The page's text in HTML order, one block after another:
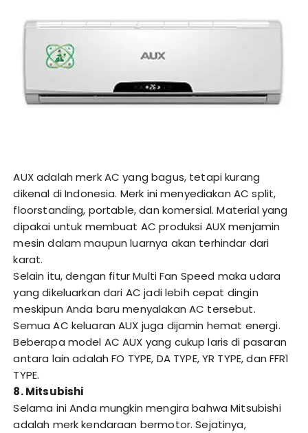
AUX adalah merk AC yang bagus, tetapi kurang
dikenal di Indonesia. Merk ini menyediakan AC split,
floorstanding, portable, dan komersial. Material yang
dipakai untuk membuat AC produksi AUX menjamin
mesin dalam maupun luarnya akan terhindar dari
karat.
Selain itu, dengan fitur Multi Fan Speed maka udara
yang dikeluarkan dari AC jadi lebih cepat dingin
meskipun Anda baru menyalakan AC tersebut.
Semua AC keluaran AUX juga dijamin hemat energi.
Beberapa model AC AUX yang cukup laris di pasaran
antara lain adalah FO TYPE, DA TYPE, YR TYPE, dan FFR1
TYPE.
8. Mitsubishi
Selama ini Anda mungkin mengira bahwa Mitsubishi
adalah merk kendaraan bermotor. Sejatinya,